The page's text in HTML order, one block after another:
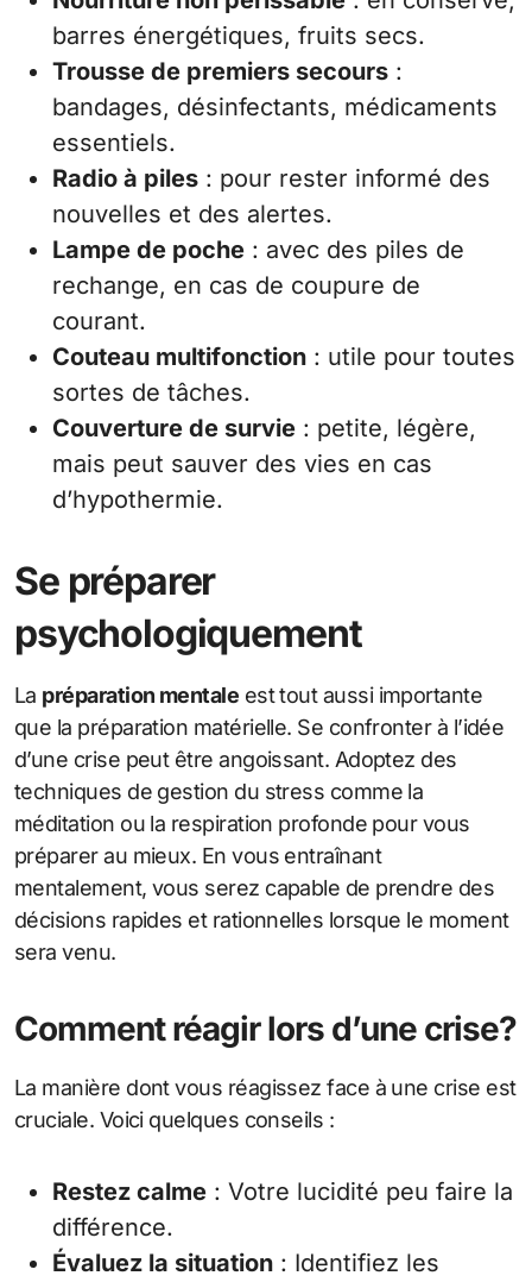
barres énergétiques, fruits secs.
Trousse de premiers secours :
bandages, désinfectants, médicaments
essentiels.
Radio à piles : pour rester informé des
nouvelles et des alertes.
Lampe de poche : avec des piles de
rechange, en cas de coupure de
courant.
Couteau multifonction : utile pour toutes
sortes de tâches.
Couverture de survie : petite, légère,
mais peut sauver des vies en cas
d’hypothermie.
Se préparer
psychologiquement
La préparation mentale est tout aussi importante
que la préparation matérielle. Se confronter à l’idée
d’une crise peut être angoissant. Adoptez des
techniques de gestion du stress comme la
méditation ou la respiration profonde pour vous
préparer au mieux. En vous entraînant
mentalement, vous serez capable de prendre des
décisions rapides et rationnelles lorsque le moment
sera venu.
Comment réagir lors d’une crise?
La manière dont vous réagissez face à une crise est
cruciale. Voici quelques conseils :
Restez calme : Votre lucidité peu faire la
différence.
Évaluez la situation : Identifiez les